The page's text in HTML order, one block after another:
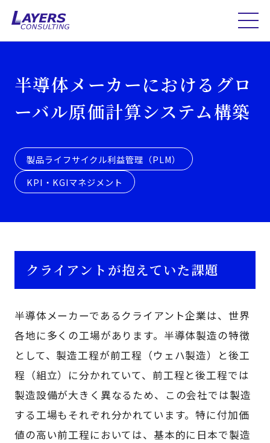
半導体メーカーにおけるグロ
ーバル原価計算システム構築
製品ライフサイクル利益管理（PLM）
KPI・KGIマネジメント
クライアントが抱えていた課題
半導体メーカーであるクライアント企業は、世界
各地に多くの工場があります。半導体製造の特徴
として、製造工程が前工程（ウェハ製造）と後工
程（組立）に分かれていて、前工程と後工程では
製造設備が大きく異なるため、この会社では製造
する工場もそれぞれ分かれています。特に付加価
値の高い前工程においては、基本的に日本で製造